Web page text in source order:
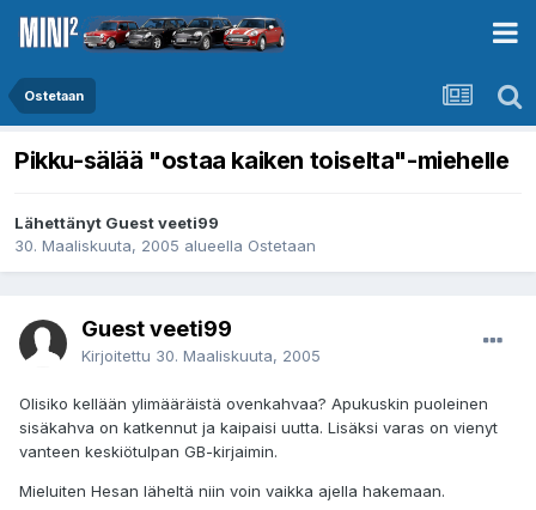
Ostetaan
Pikku-sälää "ostaa kaiken toiselta"-miehelle
Lähettänyt Guest veeti99
30. Maaliskuuta, 2005 alueella Ostetaan
Guest veeti99
Kirjoitettu 30. Maaliskuuta, 2005
Olisiko kellään ylimääräistä ovenkahvaa? Apukuskin puoleinen
sisäkahva on katkennut ja kaipaisi uutta. Lisäksi varas on vienyt
vanteen keskiötulpan GB-kirjaimin.
Mieluiten Hesan läheltä niin voin vaikka ajella hakemaan.